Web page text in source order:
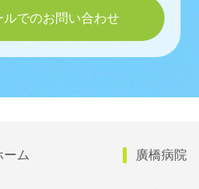
ルでのお問い合わせ
ム 廣橋病院